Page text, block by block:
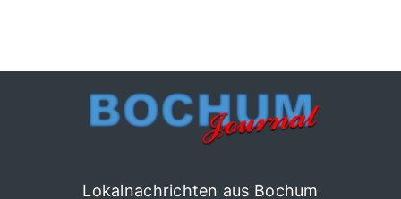
Lokalnachrichten aus Bochum